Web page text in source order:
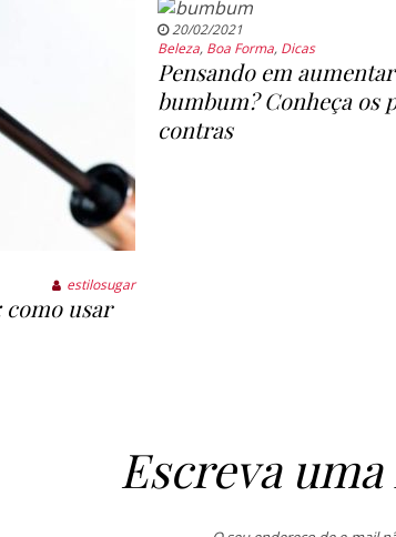
estilosugar
como usar
20/02/2021
Beleza, Boa Forma, Dicas
Pensando em
bumbum? Conheça os
contras
Escreva